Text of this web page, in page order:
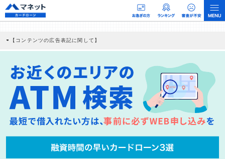
【コンテンツの広告表記に関して】
社に対して企業から紹介報酬が支払われるという収益モデルです。 ただし、特定の
商品を根拠なくPRするものではなく、当編集部の調査／ユーザーへの口コミ収集な
どに基づき、公平性を担保した情報提供を行っています。
>提携企業一覧